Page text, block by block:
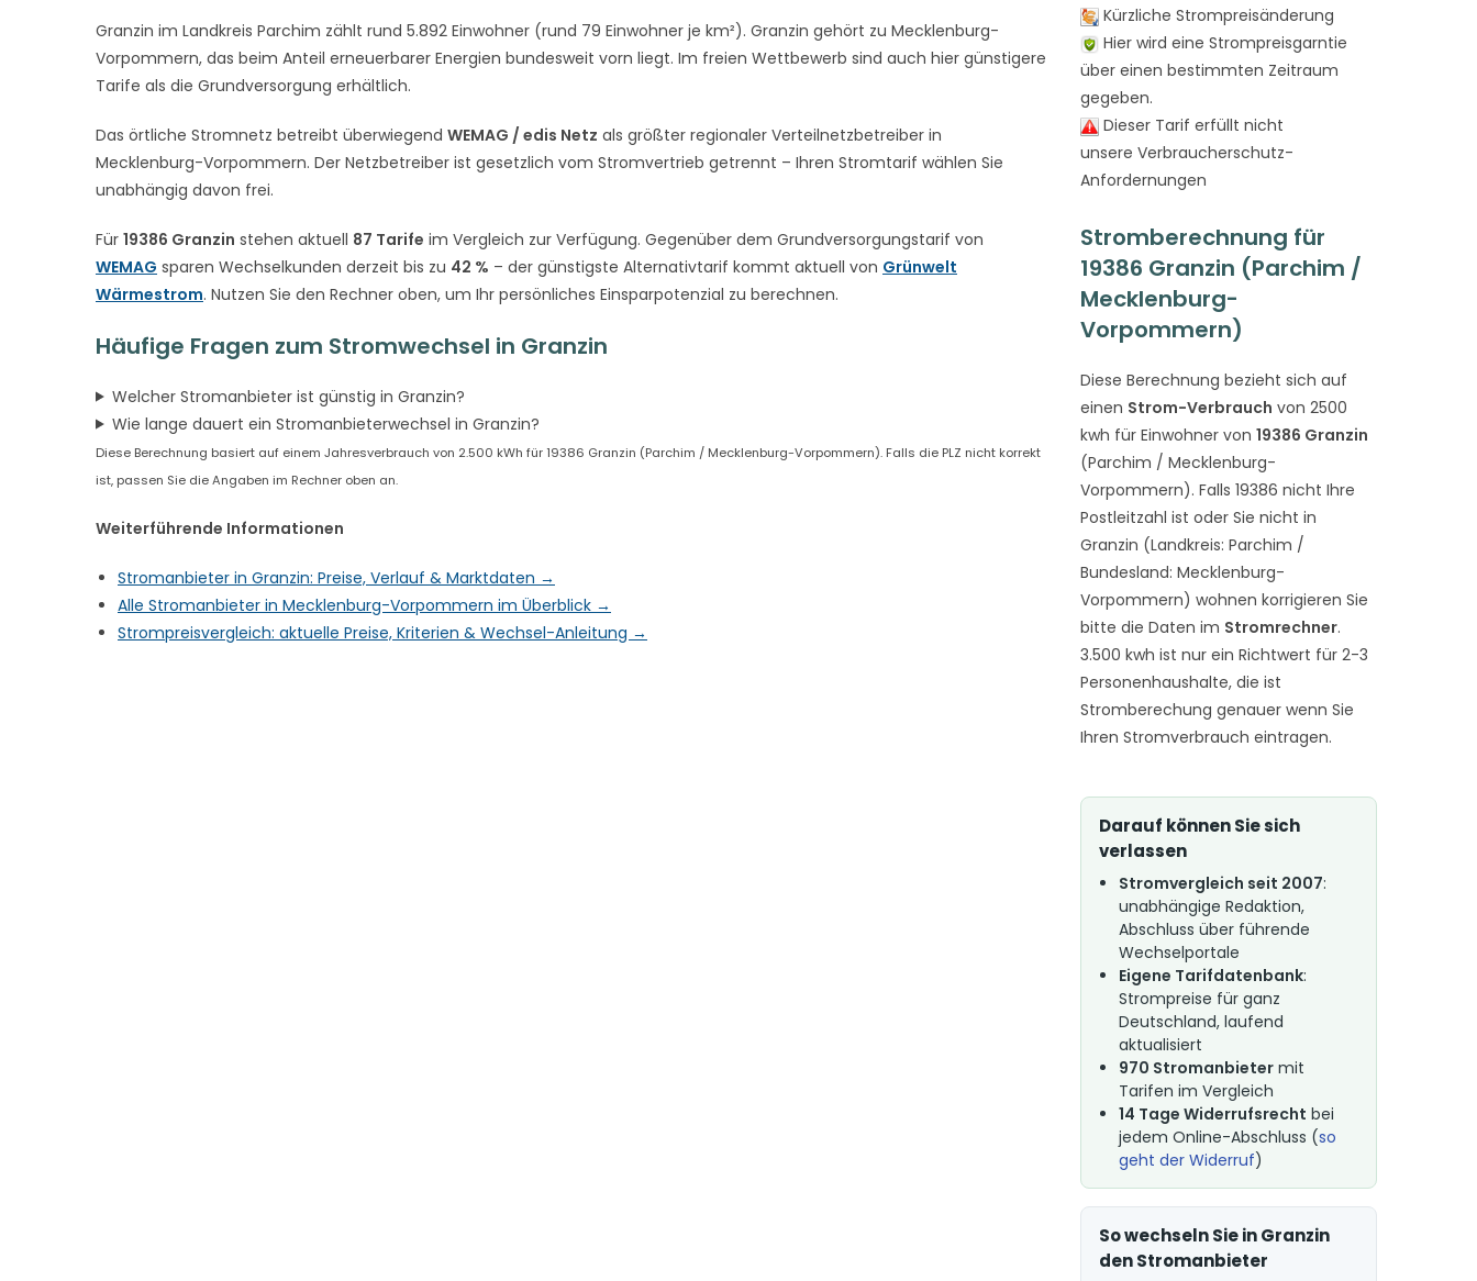
Granzin im Landkreis Parchim zählt rund 5.892 Einwohner (rund 79 Einwohner je km²). Granzin gehört zu Mecklenburg-
Vorpommern, das beim Anteil erneuerbarer Energien bundesweit vorn liegt. Im freien Wettbewerb sind auch hier günstigere
Tarife als die Grundversorgung erhältlich.
Das örtliche Stromnetz betreibt überwiegend WEMAG / edis Netz als größter regionaler Verteilnetzbetreiber in
Mecklenburg-Vorpommern. Der Netzbetreiber ist gesetzlich vom Stromvertrieb getrennt – Ihren Stromtarif wählen Sie
unabhängig davon frei.
Für 19386 Granzin stehen aktuell 87 Tarife im Vergleich zur Verfügung. Gegenüber dem Grundversorgungstarif von
WEMAG sparen Wechselkunden derzeit bis zu 42 % – der günstigste Alternativtarif kommt aktuell von Grünwelt
Wärmestrom. Nutzen Sie den Rechner oben, um Ihr persönliches Einsparpotenzial zu berechnen.
Häufige Fragen zum Stromwechsel in Granzin
Welcher Stromanbieter ist günstig in Granzin?
Wie lange dauert ein Stromanbieterwechsel in Granzin?
Diese Berechnung basiert auf einem Jahresverbrauch von 2.500 kWh für 19386 Granzin (Parchim / Mecklenburg-Vorpommern). Falls die PLZ nicht korrekt
ist, passen Sie die Angaben im Rechner oben an.
Weiterführende Informationen
Stromanbieter in Granzin: Preise, Verlauf & Marktdaten →
Alle Stromanbieter in Mecklenburg-Vorpommern im Überblick →
Strompreisvergleich: aktuelle Preise, Kriterien & Wechsel-Anleitung →
Kürzliche Strompreisänderung
Hier wird eine Strompreisgarntie
über einen bestimmten Zeitraum
gegeben.
Dieser Tarif erfüllt nicht
unsere Verbraucherschutz-
Anfordernungen
Stromberechnung für
19386 Granzin (Parchim /
Mecklenburg-
Vorpommern)
Diese Berechnung bezieht sich auf
einen Strom-Verbrauch von 2500
kwh für Einwohner von 19386 Granzin
(Parchim / Mecklenburg-
Vorpommern). Falls 19386 nicht Ihre
Postleitzahl ist oder Sie nicht in
Granzin (Landkreis: Parchim /
Bundesland: Mecklenburg-
Vorpommern) wohnen korrigieren Sie
bitte die Daten im Stromrechner.
3.500 kwh ist nur ein Richtwert für 2-3
Personenhaushalte, die ist
Stromberechung genauer wenn Sie
Ihren Stromverbrauch eintragen.
Darauf können Sie sich
verlassen
Stromvergleich seit 2007:
unabhängige Redaktion,
Abschluss über führende
Wechselportale
Eigene Tarifdatenbank:
Strompreise für ganz
Deutschland, laufend
aktualisiert
970 Stromanbietermit
Tarifen im Vergleich
14 Tage Widerrufsrecht bei
jedem Online-Abschluss (so
geht der Widerruf)
So wechseln Sie in Granzin
den Stromanbieter